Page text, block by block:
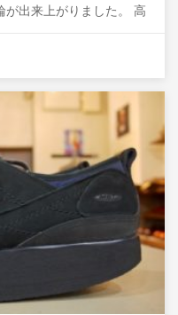
が出来上がりました。 高